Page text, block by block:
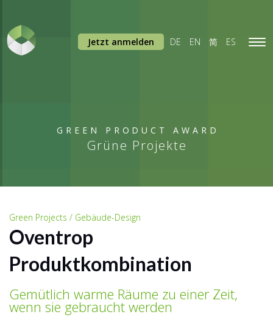
GREEN PRODUCT AWARD
Grüne Projekte
Jetzt anmelden DE EN 简 ES
Green Projects / Gebäude-Design
Oventrop
Produktkombination
Gemütlich warme Räume zu einer Zeit,
wenn sie gebraucht werden